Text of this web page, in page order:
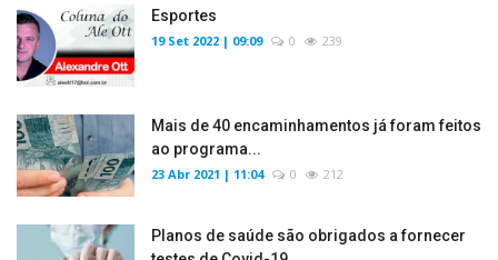
Esportes
19 Set 2022 | 09:09 0 239
Mais de 40 encaminhamentos já foram feitos
ao programa...
23 Abr 2021 | 11:04 0 212
Planos de saúde são obrigados a fornecer